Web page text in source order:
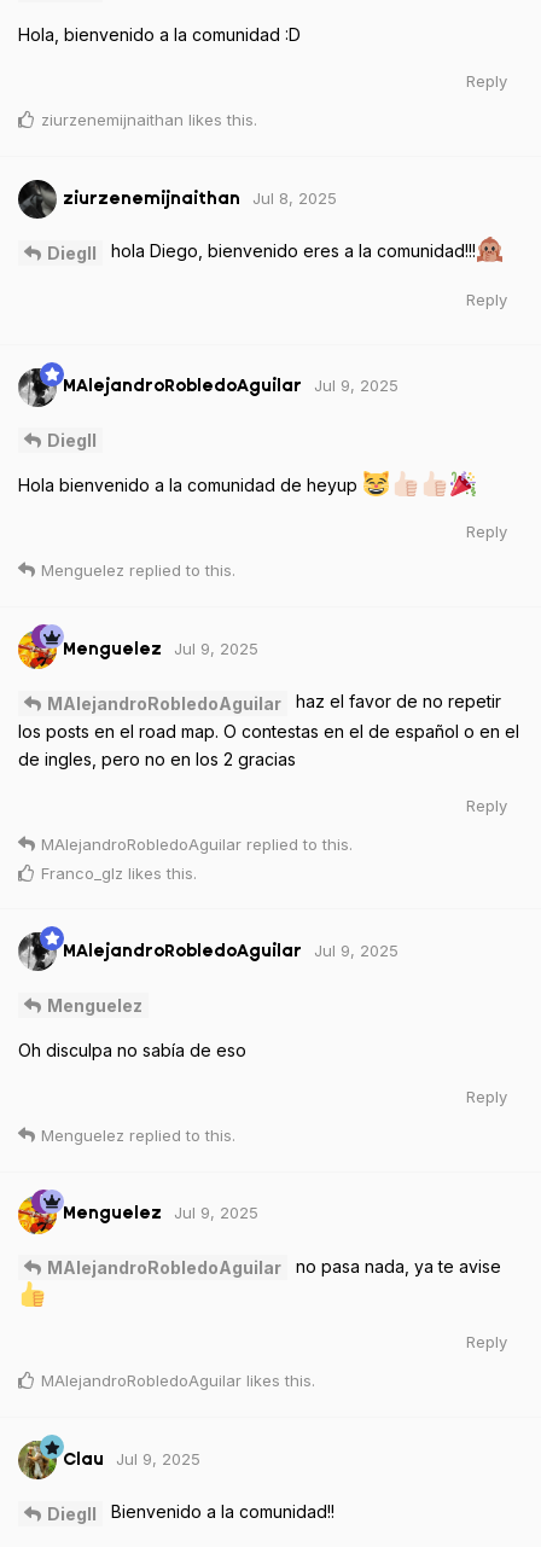
Hola, bienvenido a la comunidad :D
Reply
ziurzenemijnaithan likes this.
ziurzenemijnaithan Jul 8, 2025
Diegll hola Diego, bienvenido eres a la comunidad!!!
Reply
MAlejandroRobledoAguilar Jul 9, 2025
Diegll
Hola bienvenido a la comunidad de heyup
Reply
Menguelez replied to this.
Menguelez Jul 9, 2025
MAlejandroRobledoAguilar
haz el favor de no repetir
los posts en el road map. O contestas en el de español o en el
de ingles, pero no en los 2 gracias
Reply
MAlejandroRobledoAguilar replied to this.
Franco_glz likes this.
MAlejandroRobledoAguilar Jul 9, 2025
Menguelez
Oh disculpa no sabía de eso
Reply
Menguelez replied to this.
Menguelez Jul 9, 2025
MAlejandroRobledoAguilar no pasa nada, ya te avise
Reply
MAlejandroRobledoAguilar likes this.
Clau Jul 9, 2025
Diegll Bienvenido a la comunidad!!